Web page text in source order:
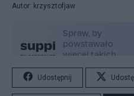
Autor: krzysztofjaw
Udostępnij